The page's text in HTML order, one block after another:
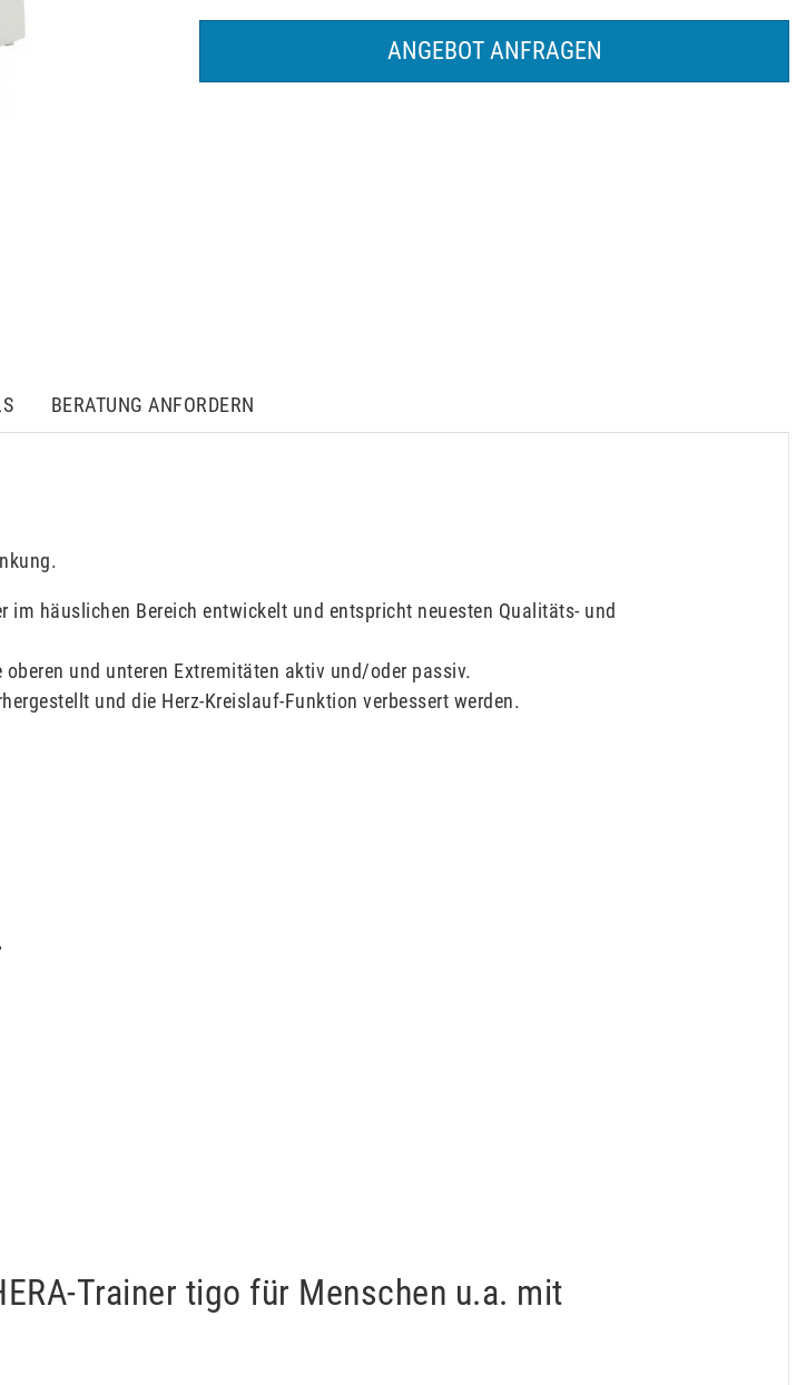
ANGEBOT ANFRAGEN
BERATUNG ANFORDERN
im häuslichen Bereich entwickelt und entspricht neuesten Qualitäts- und
und unteren Extremitäten aktiv und/oder passiv.
und die Herz-Kreislauf-Funktion verbessert werden.
Trainer tigo für Menschen u.a. mit